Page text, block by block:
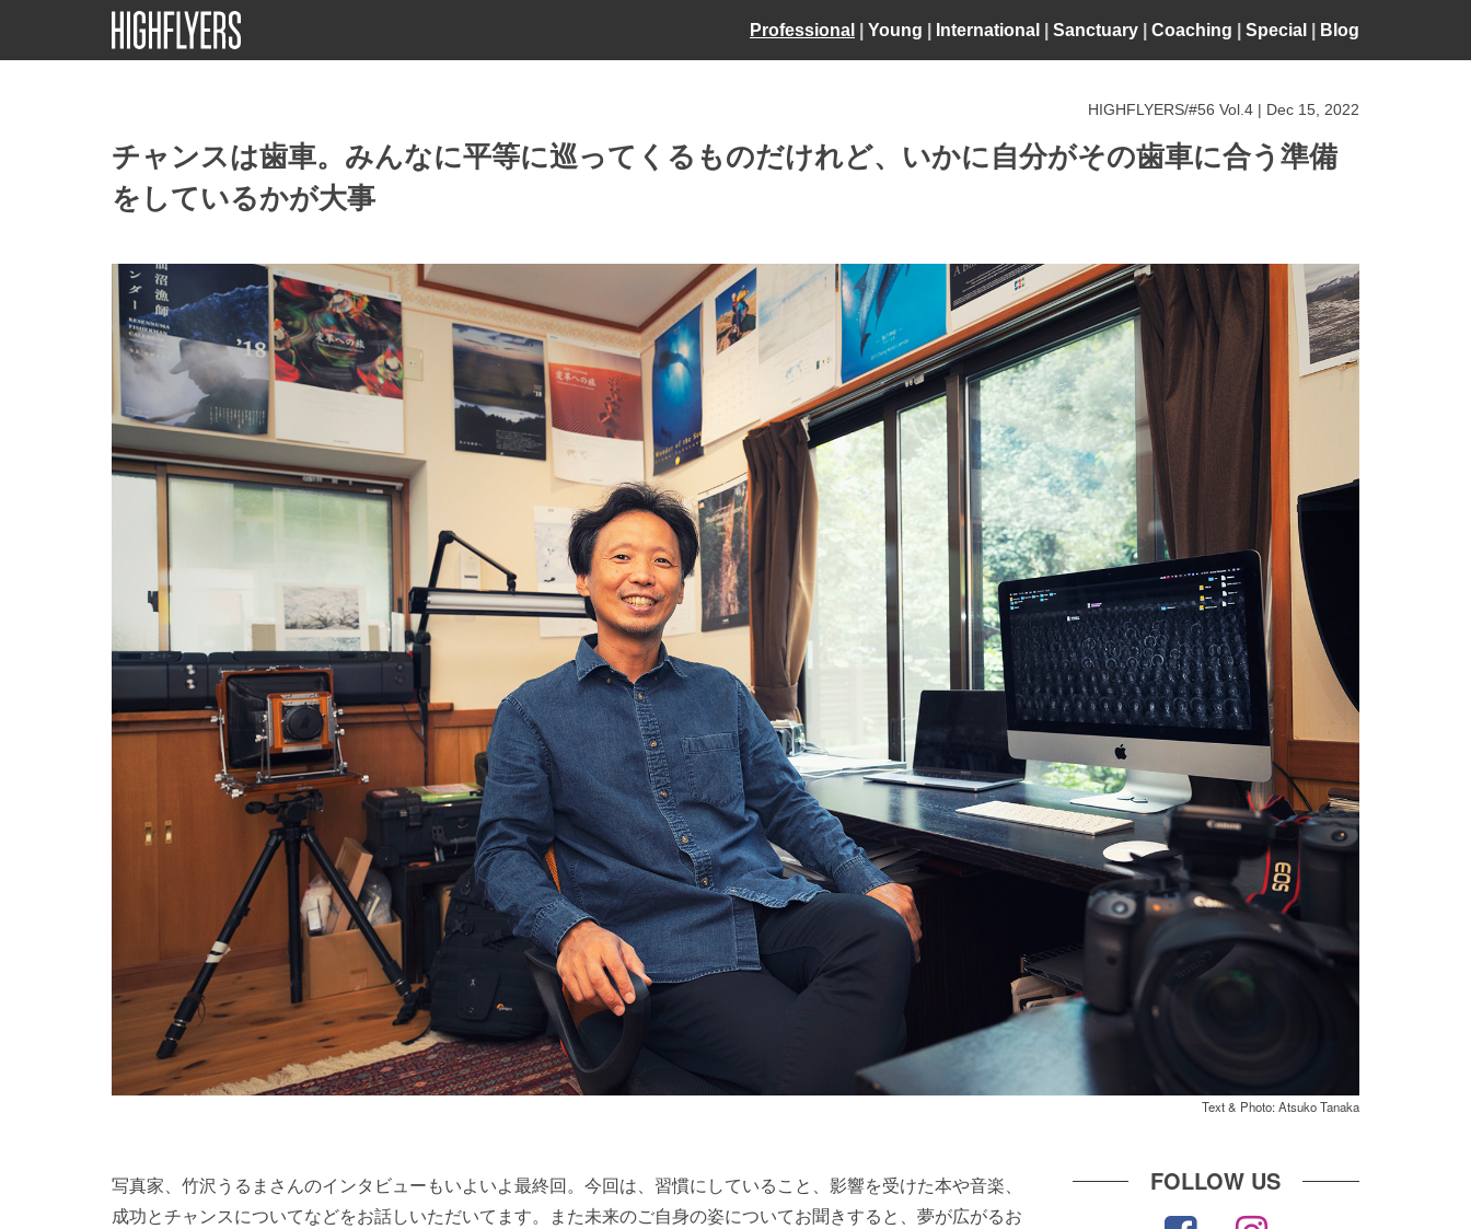
Professional Young International Sanctuary Coaching Special Blog
HIGHFLYERS/#56 Vol.4 | Dec 15, 2022
チャンスは歯車。みんなに平等に巡ってくるものだけれど、いかに自分がその歯車に合う準備
をしているかが大事
Text & Photo: Atsuko Tanaka
写真家、竹沢うるまさんのインタビューもいよいよ最終回。今回は、習慣にしていること、影響を受けた本や音楽、
成功とチャンスについてなどをお話しいただいてます。また未来のご自身の姿についてお聞きすると、夢が広がるお
FOLLOW US